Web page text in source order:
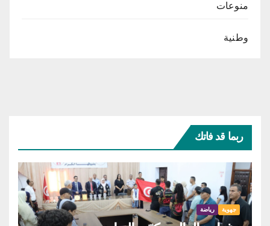
منوعات
وطنية
ربما قد فاتك
جهوية رياضة